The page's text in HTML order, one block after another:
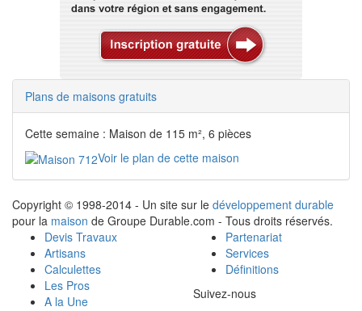
Plans de maisons gratuits
Cette semaine : Maison de 115 m², 6 pièces
Voir le plan de cette maison
Copyright © 1998-2014 - Un site sur le développement durable
pour la maison de Groupe Durable.com - Tous droits réservés.
Devis Travaux
Artisans
Calculettes
Les Pros
A la Une
Partenariat
Services
Définitions
Suivez-nous